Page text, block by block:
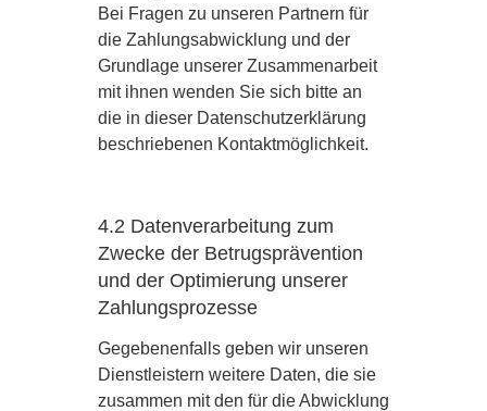
Bei Fragen zu unseren Partnern für
die Zahlungsabwicklung und der
Grundlage unserer Zusammenarbeit
mit ihnen wenden Sie sich bitte an
die in dieser Datenschutzerklärung
beschriebenen Kontaktmöglichkeit.
4.2 Datenverarbeitung zum
Zwecke der Betrugsprävention
und der Optimierung unserer
Zahlungsprozesse
Gegebenenfalls geben wir unseren
Dienstleistern weitere Daten, die sie
zusammen mit den für die Abwicklung